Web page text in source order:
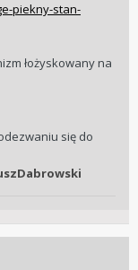
piekny-stan-
łożyskowany na
się do